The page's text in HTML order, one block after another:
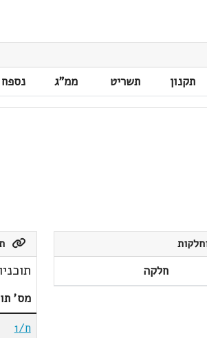
תקנון תשריט ממ"ג נספח
חלקה
מס'
ח/1